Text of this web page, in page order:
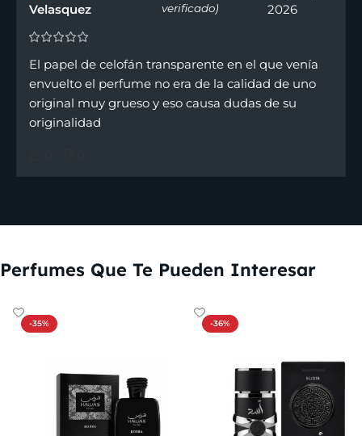
Velasquez
verificado)
2026
El papel de celofán transparente en el que venía
envuelto el perfume no era de la calidad de uno
original muy grueso y eso causa dudas de su
originalidad
Perfumes Que Te Pueden Interesar
-35% -36%